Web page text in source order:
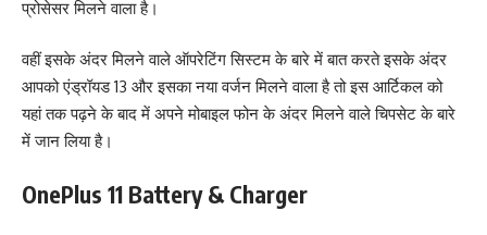
प्रोसेसर मिलने वाला है।
वहीं इसके अंदर मिलने वाले ऑपरेटिंग सिस्टम के बारे में बात करते इसके अंदर
आपको एंड्रॉयड 13 और इसका नया वर्जन मिलने वाला है तो इस आर्टिकल को
यहां तक पढ़ने के बाद में अपने मोबाइल फोन के अंदर मिलने वाले चिपसेट के बारे
में जान लिया है।
OnePlus 11 Battery & Charger